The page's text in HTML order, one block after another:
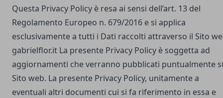
Questa Privacy Policy è resa ai sensi dell’art. 13 del
Regolamento Europeo n. 679/2016 e si applica
esclusivamente a tutti i Dati raccolti attraverso il Sito
gabrielflor.it La presente Privacy Policy è soggetta ad
aggiornamenti che verranno pubblicati puntualmente
Sito web. La presente Privacy Policy, unitamente a
eventuali altri documenti cui si fa riferimento in essa e